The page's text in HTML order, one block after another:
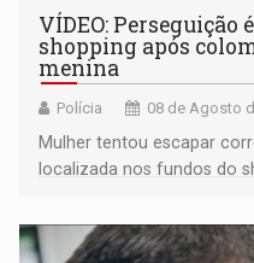
VÍDEO: Perseguição
shopping após
menina
Polícia 08 de Agosto
Mulher tentou escapar
localizada nos fundos do